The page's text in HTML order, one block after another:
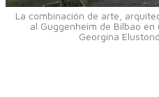
La combinación de arte,
al Guggenheim de Bilbao
Georgina